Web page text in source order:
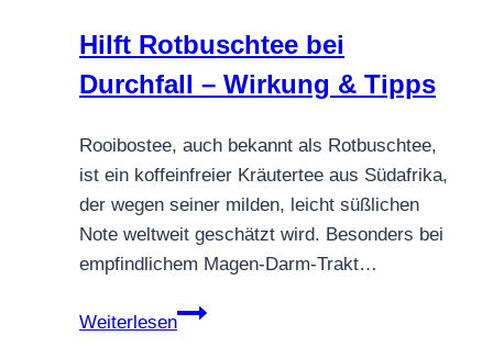
Hilft Rotbuschtee bei
Durchfall – Wirkung & Tipps
Rooibostee, auch bekannt als Rotbuschtee,
ist ein koffeinfreier Kräutertee aus Südafrika,
der wegen seiner milden, leicht süßlichen
Note weltweit geschätzt wird. Besonders bei
empfindlichem Magen-Darm-Trakt…
Weiterlesen
Hilft